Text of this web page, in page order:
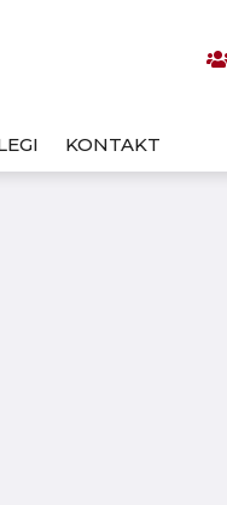
KONTAKT